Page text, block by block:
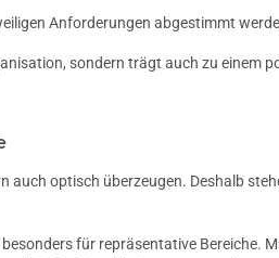
Anforderungen abgestimmt
sondern trägt auch zu einem
optisch überzeugen. Deshalb
für repräsentative Bereiche.